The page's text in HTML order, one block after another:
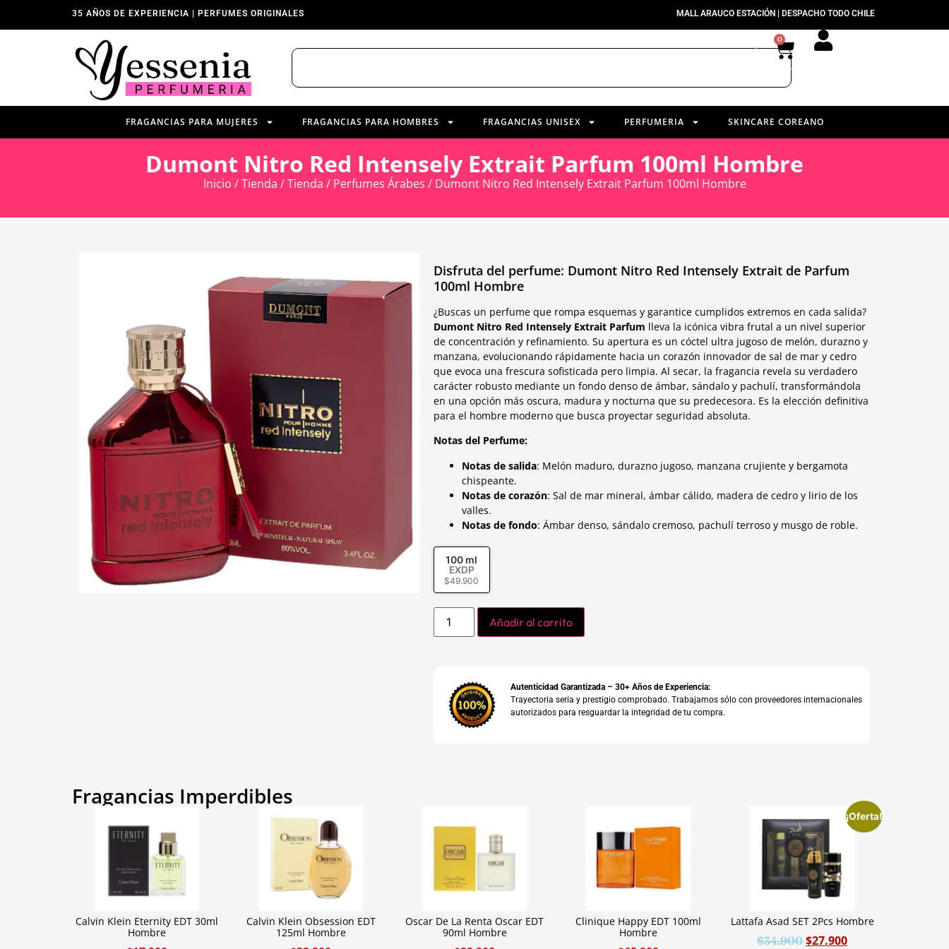
35 AÑOS DE EXPERIENCIA | PERFUMES ORIGINALES MALL ARAUCO ESTACIÓN | DESPACHO TODO CHILE
0
FRAGANCIAS PARA MUJERES FRAGANCIAS PARA HOMBRES FRAGANCIAS UNISEX PERFUMERIA SKINCARE COREANO
Dumont Nitro Red Intensely Extrait Parfum 100ml Hombre
Inicio /Tienda /Tienda / Perfumes Árabes / Dumont Nitro Red Intensely Extrait Parfum 100ml Hombre
Disfruta del perfume: Dumont Nitro Red Intensely Extrait de Parfum
100ml Hombre
¿Buscas un perfume que rompa esquemas y garantice cumplidos extremos en cada salida?
Dumont Nitro Red Intensely Extrait Parfum lleva la icónica vibra frutal a un nivel superior
de concentración y refinamiento. Su apertura es un cóctel ultra jugoso de melón, durazno y
manzana, evolucionando rápidamente hacia un corazón innovador de sal de mar y cedro
que evoca una frescura sofisticada pero limpia. Al secar, la fragancia revela su verdadero
carácter robusto mediante un fondo denso de ámbar, sándalo y pachulí, transformándola
en una opción más oscura, madura y nocturna que su predecesora. Es la elección definitiva
para el hombre moderno que busca proyectar seguridad absoluta.
Notas del Perfume:
Notas de salida: Melón maduro, durazno jugoso, manzana crujiente y bergamota
chispeante.
Notas de corazón: Sal de mar mineral, ámbar cálido, madera de cedro y lirio de los
valles.
Notas de fondo: Ámbar denso, sándalo cremoso, pachulí terroso y musgo de roble.
100 ml
EXDP
$49.900
Añadir al carrito
Autenticidad Garantizada – 30+ Años de Experiencia:
Trayectoria seria y prestigio comprobado. Trabajamos sólo con proveedores internacionales
autorizados para resguardar la integridad de tu compra.
Fragancias Imperdibles
Calvin Klein Eternity EDT 30ml
Hombre
Calvin Klein Obsession EDT
125ml Hombre
Oscar De La Renta Oscar EDT
90ml Hombre
Clinique Happy EDT 100ml
Hombre
¡Oferta!
Lattafa Asad SET 2Pcs Hombre
$34.900 $27.900